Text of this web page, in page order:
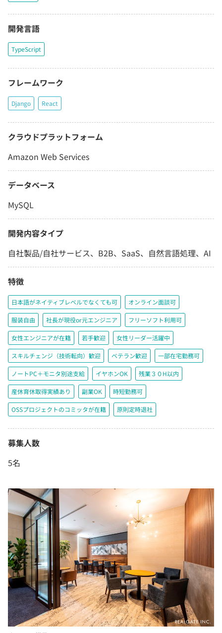
開発言語
TypeScript
フレームワーク
Django React
クラウドプラットフォーム
Amazon Web Services
データベース
MySQL
開発内容タイプ
自社製品/自社サービス、B2B、SaaS、自然言語処理、AI
特徴
日本語がネイティブレベルでなくても可 オンライン面談可
服装自由 社長が現役or元エンジニア フリーソフト利用可
女性エンジニアが在籍 若手歓迎 女性リーダー活躍中
スキルチェンジ（技術転向）歓迎 ベテラン歓迎 一部在宅勤務可
ノートPC＋モニタ別途支給 イヤホンOK 残業３０H以内
産休育休取得実績あり 副業OK 時短勤務可
OSSプロジェクトのコミッタが在籍 原則定時退社
募集人数
5名